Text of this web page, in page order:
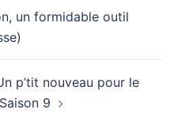
un formidable outil
p’tit nouveau pour le
9